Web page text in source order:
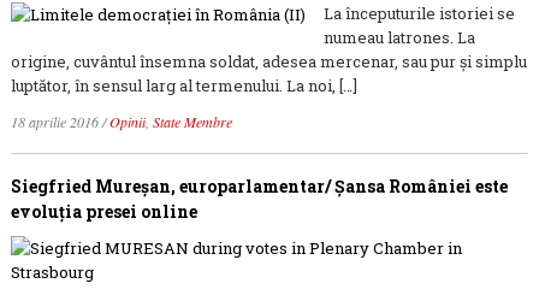
La începuturile istoriei se
numeau latrones. La
origine, cuvântul însemna soldat, adesea mercenar, sau pur și simplu
luptător, în sensul larg al termenului. La noi, […]
18 aprilie 2016/Opinii, State Membre
Siegfried Mureșan, europarlamentar/ Șansa României este
evoluția presei online